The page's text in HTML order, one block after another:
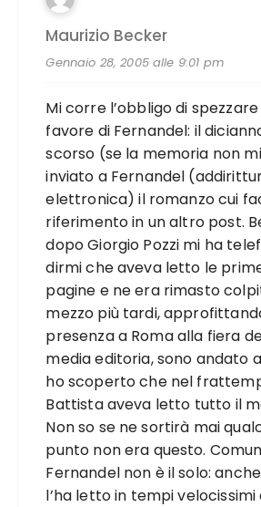
Maurizio Becker
Gennaio 28, 2005 alle 9:01 pm
Mi corre l’obbligo di
favore di Fernandel: il
scorso (se la memoria non
inviato a Fernandel
elettronica) il romanzo cui
riferimento in un altro post.
dopo Giorgio Pozzi mi ha
dirmi che aveva letto le
pagine e ne era rimasto
mezzo più tardi,
presenza a Roma alla fiera
media editoria, sono andato
ho scoperto che nel
Battista aveva letto tutto il
Non so se ne sortirà mai
punto non era questo.
Fernandel non è il solo:
l’ha letto in tempi velocissimi